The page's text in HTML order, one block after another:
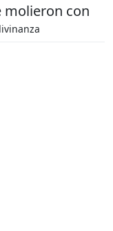
molieron con